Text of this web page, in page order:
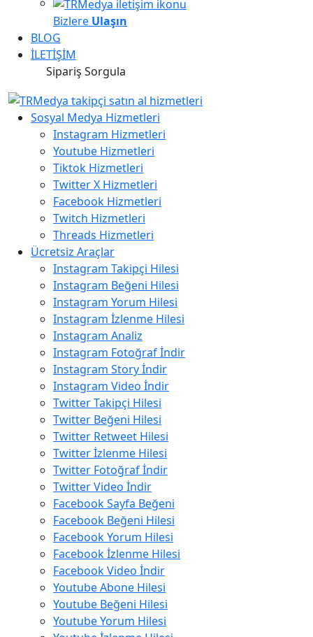
Bizlere Ulaşın
BLOG
İLETİŞİM
Sipariş Sorgula
Sosyal Medya Hizmetleri
Instagram Hizmetleri
Youtube Hizmetleri
Tiktok Hizmetleri
Twitter X Hizmetleri
Facebook Hizmetleri
Twitch Hizmetleri
Threads Hizmetleri
Ücretsiz Araçlar
Instagram Takipçi Hilesi
Instagram Beğeni Hilesi
Instagram Yorum Hilesi
Instagram İzlenme Hilesi
Instagram Analiz
Instagram Fotoğraf İndir
Instagram Story İndir
Instagram Video İndir
Twitter Takipçi Hilesi
Twitter Beğeni Hilesi
Twitter Retweet Hilesi
Twitter İzlenme Hilesi
Twitter Fotoğraf İndir
Twitter Video İndir
Facebook Sayfa Beğeni
Facebook Beğeni Hilesi
Facebook Yorum Hilesi
Facebook İzlenme Hilesi
Facebook Video İndir
Youtube Abone Hilesi
Youtube Beğeni Hilesi
Youtube Yorum Hilesi